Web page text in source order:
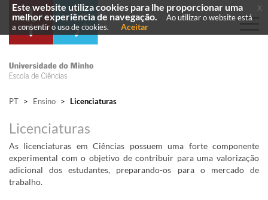
PT > Ensino > Licenciaturas
Licenciaturas
​As licenciaturas em Ciências possuem uma forte componente
experimental com o objetivo de contribuir para uma valorização
adicional dos estudantes, preparando-os para o mercado de
trabalho.
Este website utiliza cookies para lhe proporcionar uma
melhor experiência de navegação.
Ao utilizar o website está
a consentir o uso de cookies.
Aceitar
x